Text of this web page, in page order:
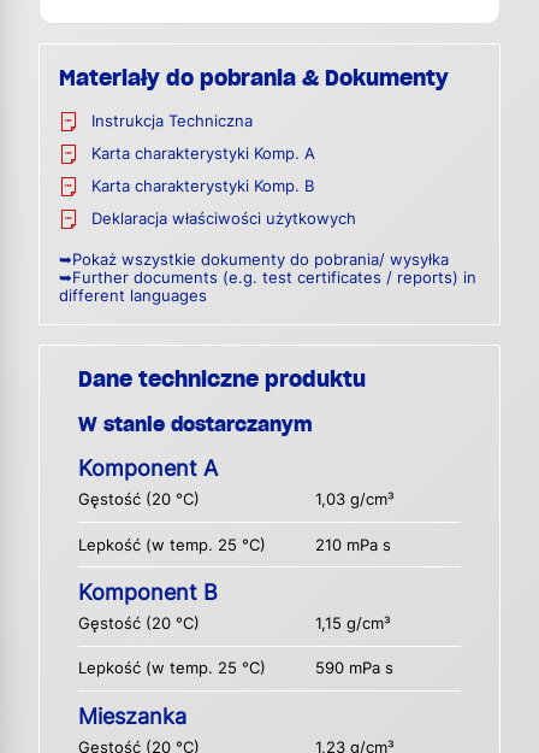
Materiały do pobrania & Dokumenty
Instrukcja Techniczna
Karta charakterystyki Komp. A
Karta charakterystyki Komp. B
Deklaracja właściwości użytkowych
➥Pokaż wszystkie dokumenty do pobrania/ wysyłka
➥Further documents (e.g. test certificates / reports) in
different languages
Dane techniczne produktu
W stanie dostarczanym
Komponent A
Gęstość (20 °C) 1,03 g/cm³
Lepkość (w temp. 25 °C) 210 mPa s
Komponent B
Gęstość (20 °C) 1,15 g/cm³
Lepkość (w temp. 25 °C) 590 mPa s
Mieszanka
Gęstość (20 °C) 1,23 g/cm³